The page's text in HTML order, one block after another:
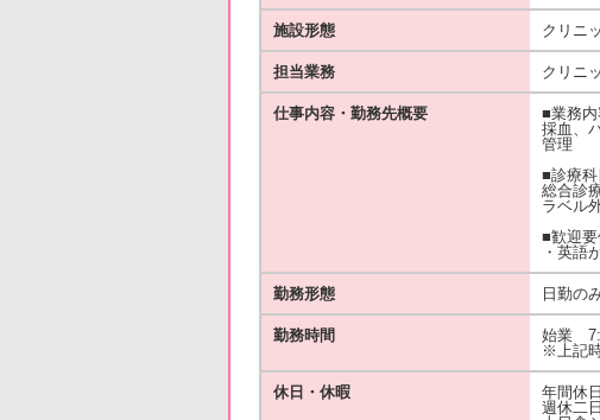
施設形態 クリニ
担当業務 クリニ
仕事内容・勤務先概要
■業務内
採血、
管理
■診療科
総合診
ラベル
■歓迎要
・英語
勤務形態 日勤の
勤務時間
始業
※上記
休日・休暇
年間休
週休二